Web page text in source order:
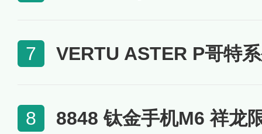
7 VERTU ASTER P哥特
8 8848 钛金手机M6 祥龙